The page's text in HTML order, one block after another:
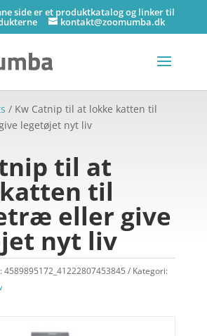
side er et produktkatalog og linker til
kontakt@zoomumba.dk
/ Kw Catnip til at lokke katten til
legetøjet nyt liv
til at
til
eller give
nyt liv
4589895172_41222807453845
Kategori: